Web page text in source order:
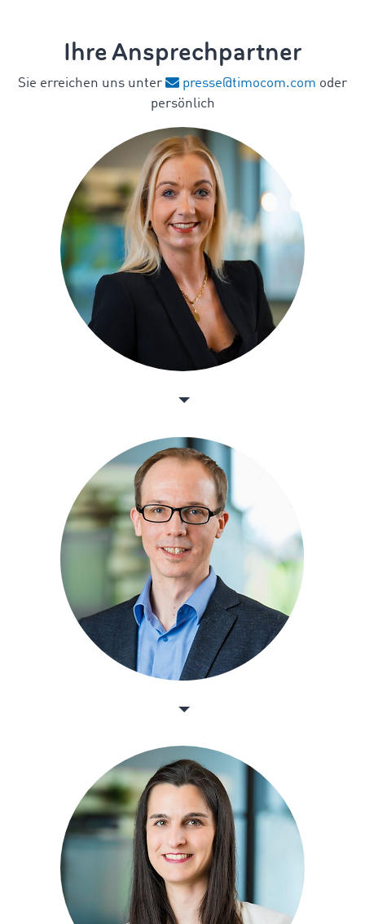
Ihre Ansprechpartner
Sie erreichen uns unter presse@timocom.com oder
persönlich